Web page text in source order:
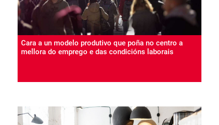
Cara a un modelo produtivo que poña no centro a
mellora do emprego e das condicións laborais